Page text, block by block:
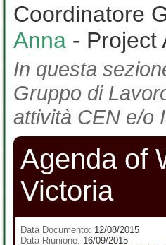
Coordinatore
Anna - Project
In questa
Gruppo di
attività CEN e/o
Agenda of
Victoria
Data Documento: 12/08/2015
Data Riunione: 16/09/2015